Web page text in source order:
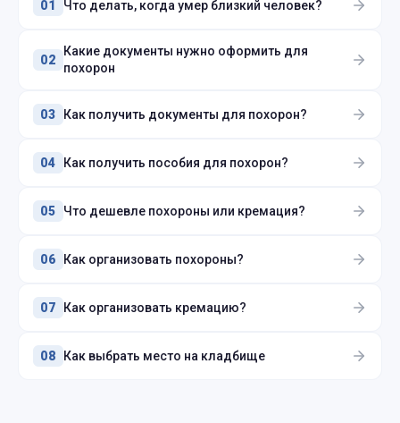
01 Что делать, когда умер близкий человек?
02
Какие документы нужно оформить для
похорон
03 Как получить документы для похорон?
04 Как получить пособия для похорон?
05 Что дешевле похороны или кремация?
06 Как организовать похороны?
07 Как организовать кремацию?
08 Как выбрать место на кладбище